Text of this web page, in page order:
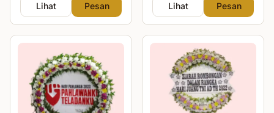
Lihat Pesan Lihat Pesan